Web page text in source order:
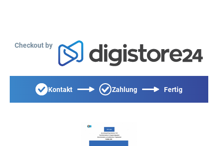
Checkout by
Kontakt Zahlung Fertig